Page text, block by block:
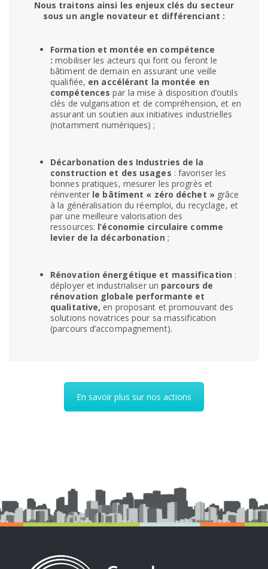
Nous traitons ainsi les enjeux clés du secteur
sous un angle novateur et différenciant :
Formation et montée en compétence
:mobiliser les acteurs qui font ou feront le
bâtiment de demain en assurant une veille
qualifiée, en accélérant la montée en
compétences par la mise à disposition d’outils
clés de vulgarisation et de compréhension, et en
assurant un soutien aux initiatives industrielles
(notamment numériques) ;
Décarbonation des Industries de la
construction et des usages : favoriser les
bonnes pratiques, mesurer les progrès et
réinventer le bâtiment « zéro déchet » grâce
à la généralisation du réemploi, du recyclage, et
par une meilleure valorisation des
ressources: l’économie circulaire comme
levier de la décarbonation ;
Rénovation énergétique et massification :
déployer et industrialiser un parcours de
rénovation globale performante et
qualitative, en proposant et promouvant des
solutions novatrices pour sa massification
(parcours d’accompagnement).
En savoir plus sur nos actions